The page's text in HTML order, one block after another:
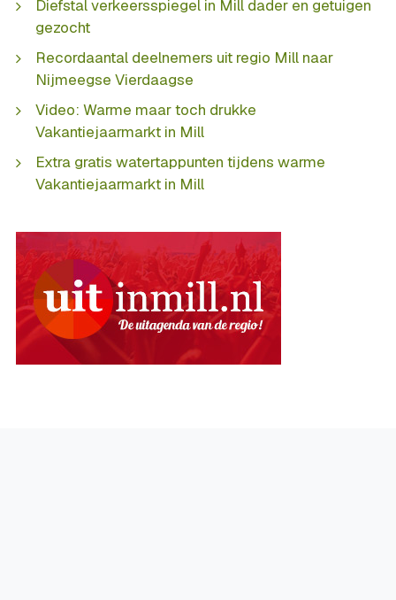
Diefstal verkeersspiegel in Mill dader en getuigen
gezocht
Recordaantal deelnemers uit regio Mill naar
Nijmeegse Vierdaagse
Video: Warme maar toch drukke
Vakantiejaarmarkt in Mill
Extra gratis watertappunten tijdens warme
Vakantiejaarmarkt in Mill